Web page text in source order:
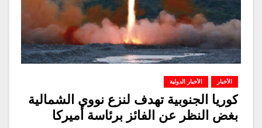
الأخبار الأخبار الدولية
كوريا الجنوبية تهدف لنزع نووي الشمالية
بغض النظر عن الفائز برئاسة أميركا